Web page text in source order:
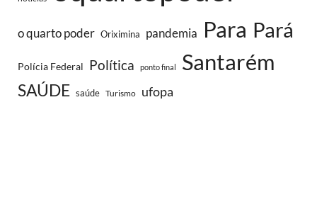
o quarto poder Oriximina pandemia Para Pará
Polícia Federal Política ponto final Santarém
SAÚDE saúde Turismo ufopa